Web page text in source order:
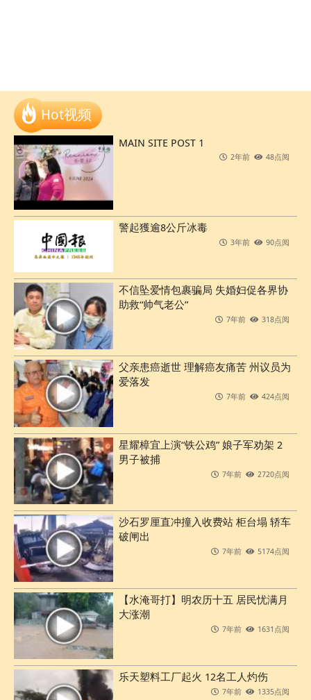
Hot视频
MAIN SITE POST 1
2年前 48点阅
警起獲逾8公斤冰毒
3年前 90点阅
不信坠爱情包裹骗局 失婚妇促各界协
助救“帅气老公”
7年前 318点阅
父亲患癌逝世 理解癌友痛苦 州议员为
爱落发
7年前 424点阅
星耀樟宜上演“铁公鸡” 娘子军劝架 2
男子被捕
7年前 2720点阅
沙石罗厘直冲撞入收费站 柜台塌 轿车
破闸出
7年前 5174点阅
【水淹哥打】明农历十五 居民忧满月
大涨潮
7年前 1631点阅
乐天塑料工厂起火 12名工人灼伤
7年前 1335点阅